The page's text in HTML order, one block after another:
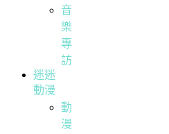
音
樂
專
訪
迷迷
動漫
動
漫